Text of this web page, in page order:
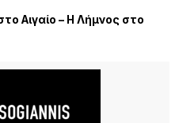
Αιγαίο – Η Λήμνος στο